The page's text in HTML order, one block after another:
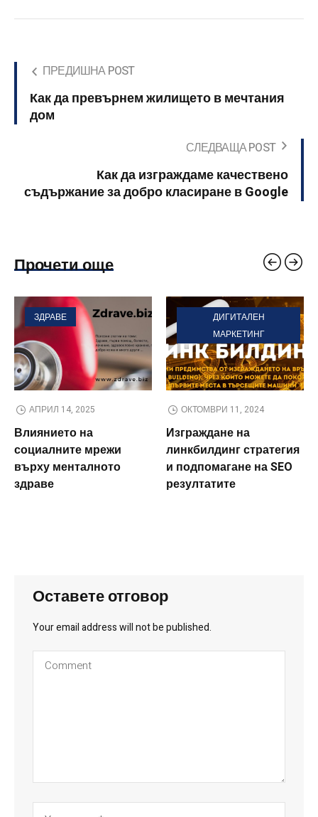
ПРЕДИШНА POST
Как да превърнем жилището в мечтания
дом
СЛЕДВАЩА POST
Как да изграждаме качествено
съдържание за добро класиране в Google
Прочети още
ЗДРАВЕ
АПРИЛ 14, 2025
Влиянието на
социалните мрежи
върху менталното
здраве
ДИГИТАЛЕН
МАРКЕТИНГ
ОКТОМВРИ 11, 2024
Изграждане на
линкбилдинг стратегия
и подпомагане на SEO
резултатите
Оставете отговор
Your email address will not be published.